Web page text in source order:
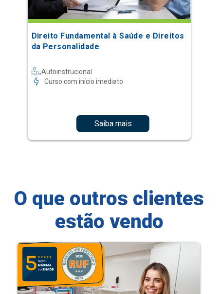
Direito Fundamental à Saúde e Direitos
da Personalidade
Autoinstrucional
Curso com início imediato
Saiba mais
O que outros clientes
estão vendo